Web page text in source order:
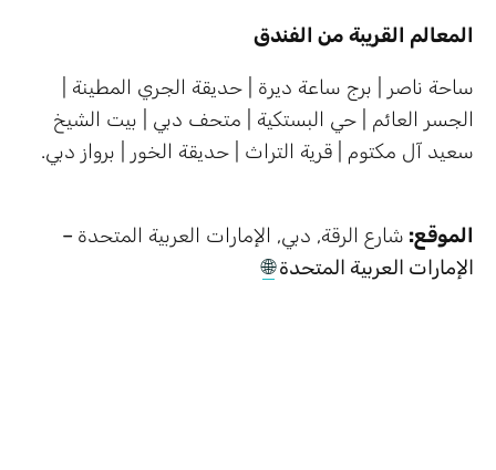
المعالم القريبة من الفندق
ساحة ناصر | برج ساعة ديرة | حديقة الجري المطينة |
الجسر العائم | حي البستكية | متحف دبي | بيت الشيخ
سعيد آل مكتوم | قرية التراث | حديقة الخور | برواز دبي.
الموقع: شارع الرقة, دبي, الإمارات العربية المتحدة –
الإمارات العربية المتحدة🌐